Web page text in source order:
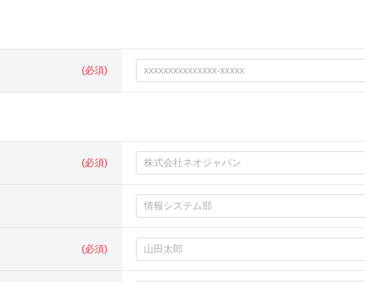
(必須)
(必須)
(必須)